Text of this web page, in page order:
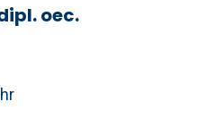
oec.